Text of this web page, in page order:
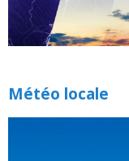
Météo locale